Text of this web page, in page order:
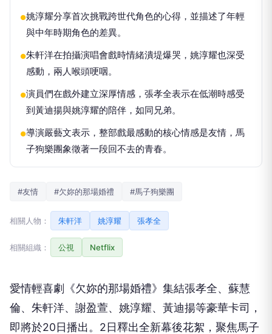
●姚淳耀分享首次挑戰跨世代角色的心得，並描述了年輕
與中年時期角色的差異。
●朱軒洋在拍攝演唱會戲時情緒潰堤爆哭，姚淳耀也深受
感動，兩人喉頭哽咽。
●演員們在戲外建立深厚情感，張孝全表示在低潮時感受
到黃迪揚與姚淳耀的陪伴，如同兄弟。
●導演嚴藝文表示，整部戲最感動的核心情感是友情，馬
子狗樂團象徵著一段回不去的青春。
#友情 #欠妳的那場婚禮 #馬子狗樂團
相關人物： 朱軒洋 姚淳耀 張孝全
相關組織： 公視 Netflix
愛情輕喜劇《欠妳的那場婚禮》集結張孝全、蘇慧
倫、朱軒洋、謝盈萱、姚淳耀、黃迪揚等豪華卡司，
即將於20日播出。2日釋出全新幕後花絮，聚焦馬子